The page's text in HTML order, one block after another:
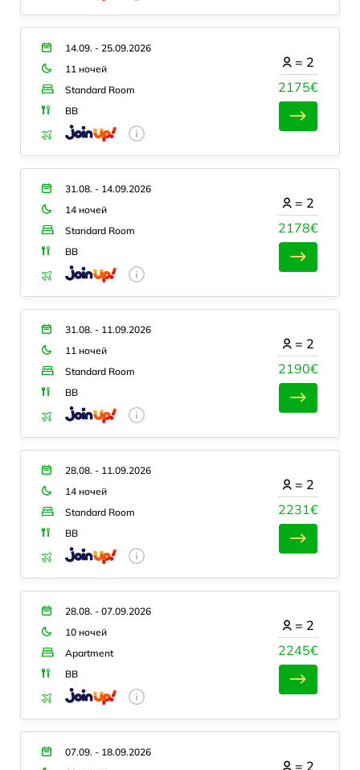
14.09. - 25.09.2026
11 ночей
Standard Room
BB
2175€
= 2
31.08. - 14.09.2026
14 ночей
Standard Room
BB
2178€
= 2
31.08. - 11.09.2026
11 ночей
Standard Room
BB
2190€
= 2
28.08. - 11.09.2026
14 ночей
Standard Room
BB
2231€
= 2
28.08. - 07.09.2026
10 ночей
Apartment
BB
2245€
= 2
07.09. - 18.09.2026
= 2